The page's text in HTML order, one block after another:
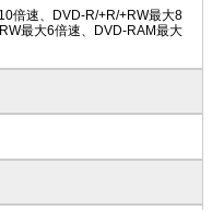
倍速、DVD-R/+R/+RW最大8
最大6倍速、DVD-RAM最大